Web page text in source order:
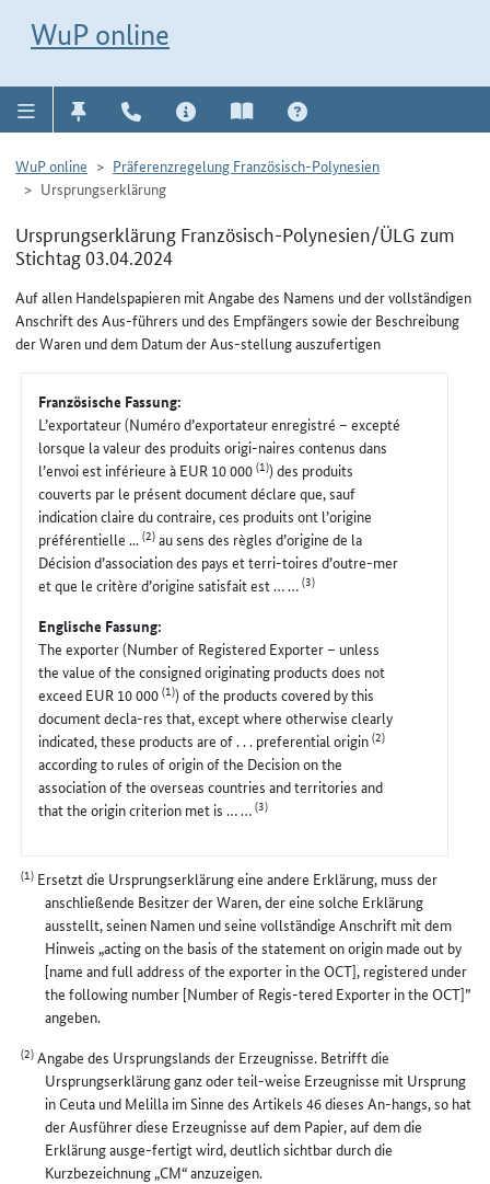
WuP online
WuP online
Präferenzregelung Französisch-Polynesien
Ursprungserklärung
Ursprungserklärung Französisch-Polynesien/ÜLG zum
Stichtag 03.04.2024
Auf allen Handelspapieren mit Angabe des Namens und der vollständigen
Anschrift des Aus-führers und des Empfängers sowie der Beschreibung
der Waren und dem Datum der Aus-stellung auszufertigen
Französische Fassung:
L’exportateur (Numéro d’exportateur enregistré – excepté
lorsque la valeur des produits origi-naires contenus dans
l’envoi est inférieure à EUR 10 000(1)) des produits
couverts par le présent document déclare que, sauf
indication claire du contraire, ces produits ont l’origine
préférentielle ...(2)au sens des règles d’origine de la
Décision d’association des pays et terri-toires d’outre-mer
et que le critère d’origine satisfait est … …(3)
Englische Fassung:
The exporter (Number of Registered Exporter – unless
the value of the consigned originating products does not
exceed EUR 10 000(1)) of the products covered by this
document decla-res that, except where otherwise clearly
indicated, these products are of . . . preferential origin(2)
according to rules of origin of the Decision on the
association of the overseas countries and territories and
that the origin criterion met is … …(3)
(1) Ersetzt die Ursprungserklärung eine andere Erklärung, muss der
anschließende Besitzer der Waren, der eine solche Erklärung
ausstellt, seinen Namen und seine vollständige Anschrift mit dem
Hinweis „acting on the basis of the statement on origin made out by
[name and full address of the exporter in the OCT], registered under
the following number [Number of Regis-tered Exporter in the OCT]”
angeben.
(2)Angabe des Ursprungslands der Erzeugnisse. Betrifft die
Ursprungserklärung ganz oder teil-weise Erzeugnisse mit Ursprung
in Ceuta und Melilla im Sinne des Artikels 46 dieses An-hangs, so hat
der Ausführer diese Erzeugnisse auf dem Papier, auf dem die
Erklärung ausge-fertigt wird, deutlich sichtbar durch die
Kurzbezeichnung „CM“ anzuzeigen.